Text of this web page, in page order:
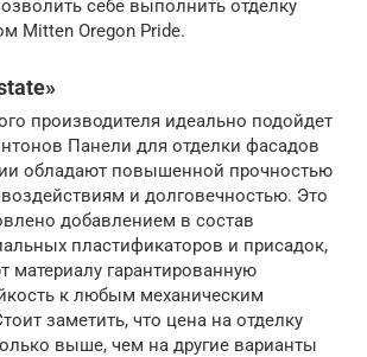
себе выполнить отделку
Mitten Oregon Pride.
производителя идеально подойдет
Панели для отделки фасадов
обладают повышенной прочностью
и долговечностью. Это
добавлением в состав
пластификаторов и присадок,
материалу гарантированную
к любым механическим
заметить, что цена на отделку
выше, чем на другие варианты